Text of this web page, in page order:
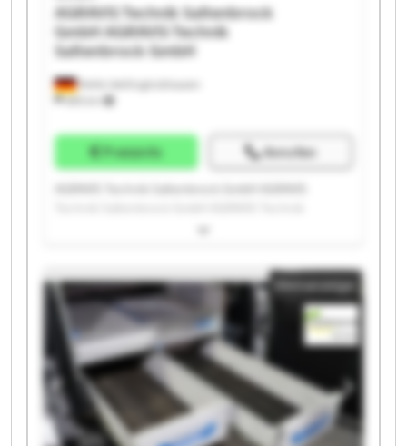
Melle-Wellingholzhausen
685 km
AGRAVIS Technik Saltenbrock
GmbHAGRAVIS Technik
Saltenbrock GmbH
Preisinfo Anrufen
Saltenbrock GmbH AGRAVIS Technik Saltenbrock
Technik Saltenbrock GmbH AGRAVIS Technik
Saltenbrock GmbH AGRAVIS Technik Saltenbrock
GmbH AGRAVIS Technik Saltenbrock GmbH AGRAVIS
Technik Saltenbrock GmbH AGRAVIS Technik
Saltenbrock GmbH AGRAVIS Technik Saltenbrock
GmbH AGRAVIS Technik Saltenbrock GmbH AGRAVIS
Technik Saltenbrock GmbH AGRAVIS Technik
Saltenbrock GmbH AGRAVIS Technik Saltenbrock
GmbH AGRAVIS Technik Saltenbrock GmbH AGRAVIS
Technik Saltenbrock GmbH AGRAVIS Technik
Kleinanzeige